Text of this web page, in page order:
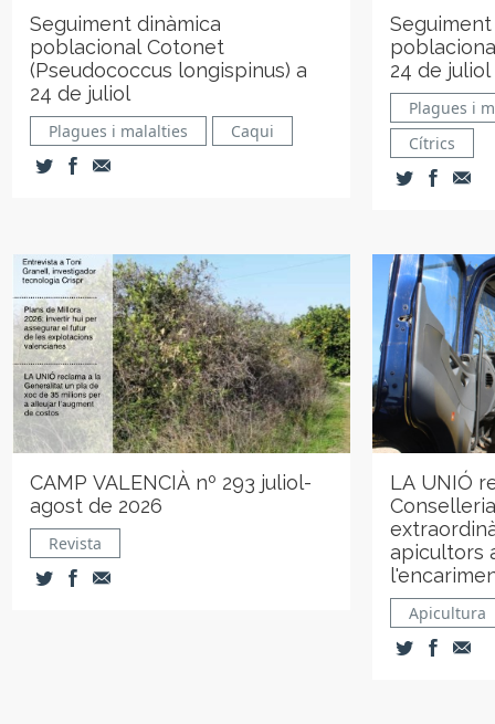
Seguiment dinàmica
poblacional Cotonet
(Pseudococcus longispinus) a
24 de juliol
Plagues i malalties Caqui
24 de juliol
Plagues i
Cítrics
CAMP VALENCIÀ nº 293 juliol-
agost de 2026
Revista
LA UNIÓ
apicultors
Apicultura